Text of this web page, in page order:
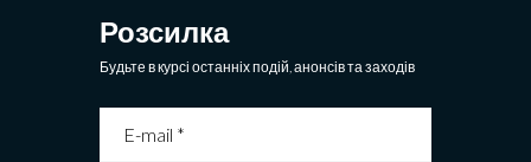
Розсилка
Будьте в курсі останніх подій, анонсів та заходів